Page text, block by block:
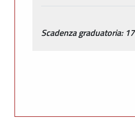
Scadenza graduatoria: